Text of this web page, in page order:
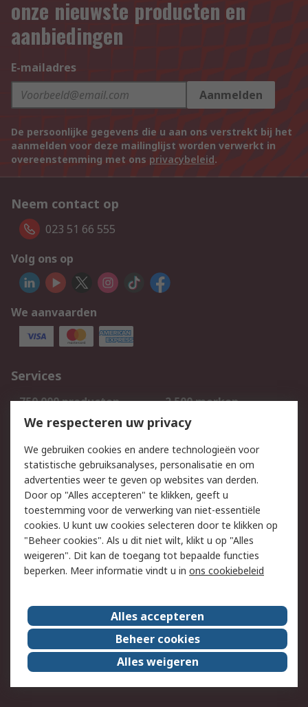
onze nieuwste producten en
aanbiedingen
E-mailadres
Aanmelden
De persoonlijke gegevens die u aan ons verstrekt bij het
aanmelden voor deze mailinglijst worden verwerkt in
overeenstemming met ons privacybeleid.
Neem contact op
023 51 66 555
Volg ons op
We aanvaarden
Services
750.000 producten
2.500 merken
Bestellen
Inkoopoplossingen
Track & Trace
Wettelijk
Cookiebeleid
Email veiligheid
Privacybeleid
Websitevoorwaarden
Algemene
verkoopvoorwaarden
Over RS
RS Group
Over ons
RS wereldwijd
Werken bij RS
ESG
We respecteren uw privacy
We gebruiken cookies en andere technologieën voor
statistische gebruiksanalyses, personalisatie en om
advertenties weer te geven op websites van derden.
Door op "Alles accepteren" te klikken, geeft u
toestemming voor de verwerking van niet-essentiële
cookies. U kunt uw cookies selecteren door te klikken op
"Beheer cookies". Als u dit niet wilt, klikt u op "Alles
weigeren". Dit kan de toegang tot bepaalde functies
beperken. Meer informatie vindt u in ons cookiebeleid
Alles accepteren
Beheer cookies
Alles weigeren